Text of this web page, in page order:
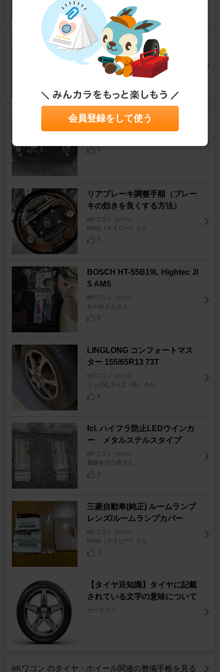
ブレーキフルード交換手順（ブ
レーキエア抜き）
eKワゴン [H82W]
Navy（ネイビー）さん
グリル/フロントバンパー交換
3
リアブレーキ調整手順（ブレー
キの効きを良くする方法）
eKワゴン [H82W]
Navy（ネイビー）さん
5
BOSCH HT-55B19L Hightec JI
S AMS
eKワゴン [H82W]
あやめさんさん
6
LINGLONG コンフォートマス
ター 155/65R13 73T
eKワゴン [H82W]
ふぇのむさん2（仮）さん
4
fcl. ハイフラ防止LEDウインカ
ー メタルステルスタイプ
eKワゴン [H82W]
魔物を討つ者さん
3
三菱自動車(純正) ルームランプ
レンズ/ルームランプカバー
eKワゴン [H82W]
Navy（ネイビー）さん
3
【タイヤ豆知識】タイヤに記載
されている文字の意味について
カーライフ
eKワゴン のタイヤ・ホイール関連の整備手帳を見る
会員登録をして使う